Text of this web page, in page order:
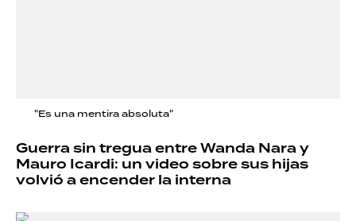
"Es una mentira absoluta"
Guerra sin tregua entre Wanda Nara y
Mauro Icardi: un video sobre sus hijas
volvió a encender la interna